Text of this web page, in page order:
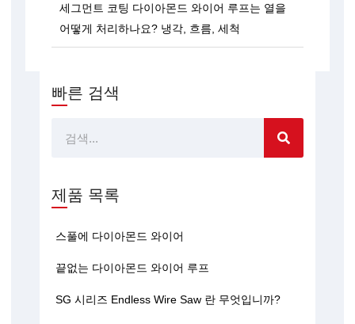
세그먼트 코팅 다이아몬드 와이어 루프는 열을
어떻게 처리하나요? 냉각, 흐름, 세척
빠른 검색
제품 목록
스풀에 다이아몬드 와이어
끝없는 다이아몬드 와이어 루프
SG 시리즈 Endless Wire Saw 란 무엇입니까?